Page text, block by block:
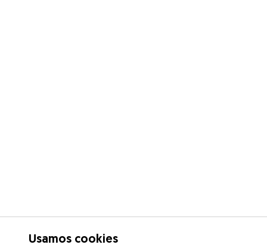
Usamos cookies